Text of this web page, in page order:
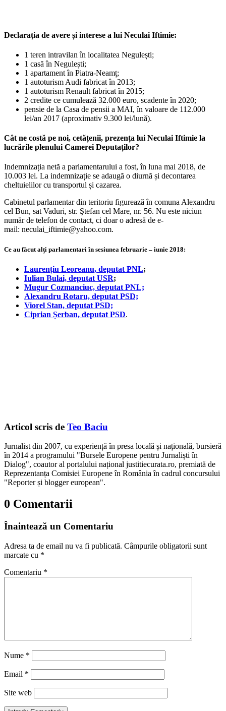
Declarația de avere și interese a lui Neculai Iftimie:
1 teren intravilan în localitatea Negulești;
1 casă în Negulești;
1 apartament în Piatra-Neamț;
1 autoturism Audi fabricat în 2013;
1 autoturism Renault fabricat în 2015;
2 credite ce cumulează 32.000 euro, scadente în 2020;
pensie de la Casa de pensii a MAI, în valoare de 112.000
lei/an 2017 (aproximativ 9.300 lei/lună).
Cât ne costă pe noi, cetățenii, prezența lui Neculai Iftimie la
lucrările plenului Camerei Deputaților?
Indemnizația netă a parlamentarului a fost, în luna mai 2018, de
10.003 lei. La indemnizație se adaugă o diurnă și decontarea
cheltuielilor cu transportul și cazarea.
Cabinetul parlamentar din teritoriu figurează în comuna Alexandru
cel Bun, sat Vaduri, str. Ştefan cel Mare, nr. 56. Nu este niciun
număr de telefon de contact, ci doar o adresă de e-
mail: neculai_iftimie@yahoo.com.
Ce au făcut alți parlamentari în sesiunea februarie – iunie 2018:
Laurențiu Leoreanu, deputat PNL;
Iulian Bulai, deputat USR;
Mugur Cozmanciuc, deputat PNL;
Alexandru Rotaru, deputat PSD;
Viorel Stan, deputat PSD;
Ciprian Șerban, deputat PSD.
Articol scris de Teo Baciu
Jurnalist din 2007, cu experiență în presa locală și națională, bursieră
în 2014 a programului "Bursele Europene pentru Jurnaliști în
Dialog", coautor al portalului național justitiecurata.ro, premiată de
Reprezentanța Comisiei Europene în România în cadrul concursului
"Reporter și blogger european".
0 Comentarii
Înaintează un Comentariu
Adresa ta de email nu va fi publicată. Câmpurile obligatorii sunt
marcate cu *
Comentariu *
Nume *
Email *
Site web